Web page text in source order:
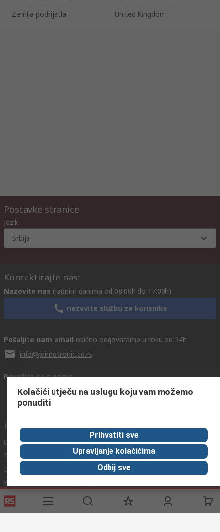
Zemlja podrijetla
United Kingdom
Postavke stranice
Jezik
Srbija
Kontaktirajte nas:
Nazovite nas (radnim danima od 08:00h do 17:00h)
nazovite službu za korisnike
Pošaljite nam email obično odgovaramo u roku od 24h
info@primotronic.co.rs
Povežite se s nama
Korisni linkovi
Usluge
Registrirajte
Delivery
Payment
Export
O RS-u
O RS-u
RS u svijetu
Industrijska
Industrijska Zona
Proizvodnja
Kolačići utječu na uslugu koju vam možemo
ponuditi
Prihvatiti sve
Upravljanje kolačićima
Odbij sve